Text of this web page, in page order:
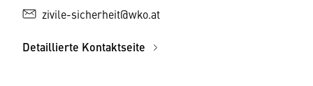
zivile-sicherheit@wko.at
Detaillierte Kontaktseite